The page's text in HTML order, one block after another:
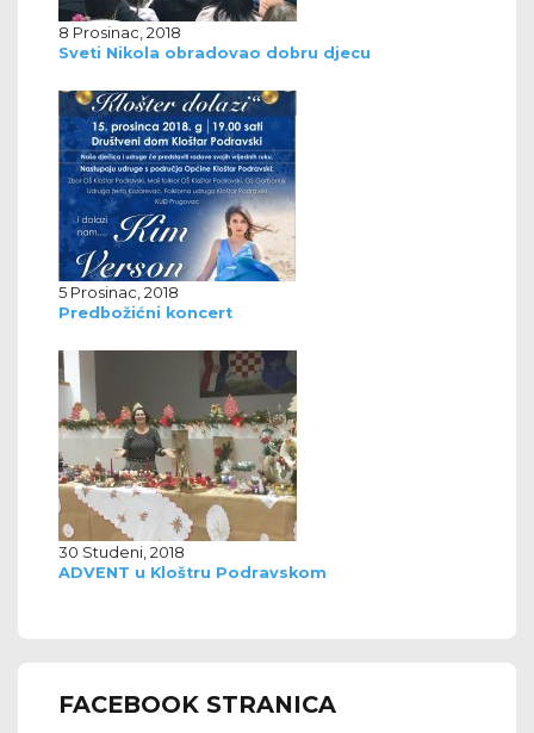
8 Prosinac, 2018
Sveti Nikola obradovao dobru djecu
5 Prosinac, 2018
Predbožićni koncert
30 Studeni, 2018
ADVENT u Kloštru Podravskom
FACEBOOK STRANICA